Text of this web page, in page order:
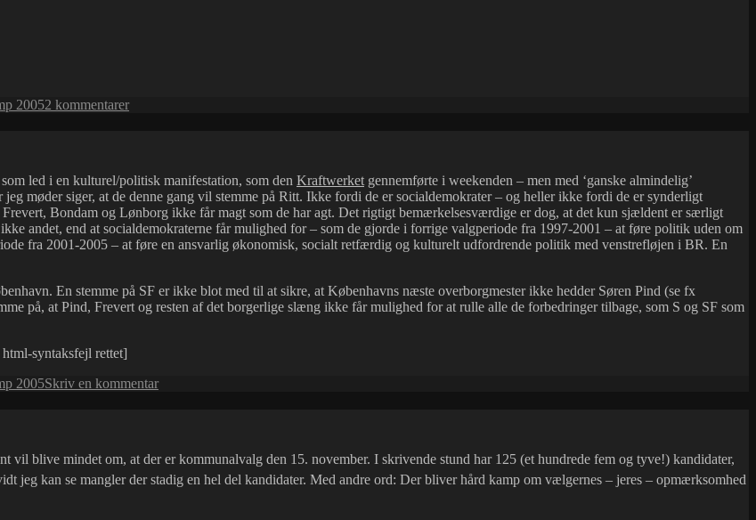
20052 kommentarertil
led i en kulturel/politisk manifestation, som den Kraftwerket gennemførte i weekenden – men med ‘ganske almindelig’
møder siger, at de denne gang vil stemme på Ritt. Ikke fordi de er socialdemokrater – og heller ikke fordi de er synderligt
Bondam og Lønborg ikke får magt som de har agt. Det rigtigt bemærkelsesværdige er dog, at det kun sjældent er særligt
andet, end at socialdemokraterne får mulighed for – som de gjorde i forrige valgperiode fra 1997-2001 – at føre politik uden om
fra 2001-2005 – at føre en ansvarlig økonomisk, socialt retfærdig og kulturelt udfordrende politik med venstrefløjen i BR. En
En stemme på SF er ikke blot med til at sikre, at Københavns næste overborgmester ikke hedder Søren Pind (se fx
på, at Pind, Frevert og resten af det borgerlige slæng ikke får mulighed for at rulle alle de forbedringer tilbage, som S og SF som
syntaksfejl rettet]
2005Skriv en kommentartil
og
Ritt
vil blive mindet om, at der er kommunalvalg den 15. november. I skrivende stund har 125 (et hundrede fem og tyve!) kandidater,
jeg kan se mangler der stadig en hel del kandidater. Med andre ord: Der bliver hård kamp om vælgernes – jeres – opmærksomhed